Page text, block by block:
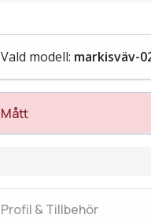
Vald modell: markisväv-
Mått
Profil & Tillbehör